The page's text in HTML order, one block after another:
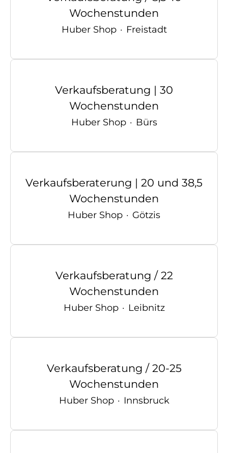
Wochenstunden
Huber Shop · Freistadt
Verkaufsberatung | 30
Wochenstunden
Huber Shop · Bürs
Verkaufsberaterung | 20 und 38,5
Wochenstunden
Huber Shop · Götzis
Verkaufsberatung / 22
Wochenstunden
Huber Shop · Leibnitz
Verkaufsberatung / 20-25
Wochenstunden
Huber Shop · Innsbruck